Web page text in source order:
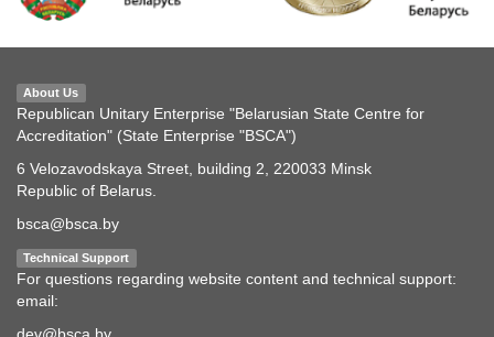
About Us
Republican Unitary Enterprise "Belarusian State Centre for
Accreditation" (State Enterprise "BSCA")
6 Velozavodskaya Street, building 2, 220033 Minsk
Republic of Belarus.
bsca@bsca.by
Technical Support
For questions regarding website content and technical support:
email: